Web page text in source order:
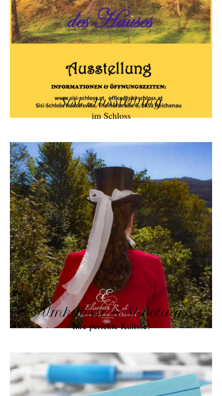
Sisi Ausstellung
im Schloss
Filmkulisse & Shootings
Ihre perfekte Kulisse!